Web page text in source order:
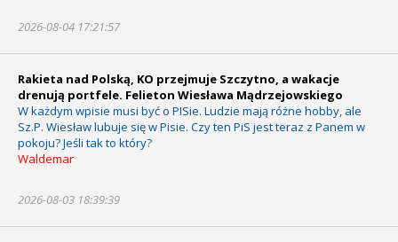
2026-08-04 17:21:57
Rakieta nad Polską, KO przejmuje Szczytno, a wakacje
drenują portfele. Felieton Wiesława Mądrzejowskiego
W każdym wpisie musi być o PISie. Ludzie mają różne hobby, ale
Sz.P. Wiesław lubuje się w Pisie. Czy ten PiS jest teraz z Panem w
pokoju? Jeśli tak to który?
Waldemar
2026-08-03 18:39:39